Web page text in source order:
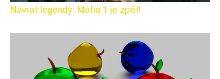
Návrat legendy: Mafia 1 je zpět!